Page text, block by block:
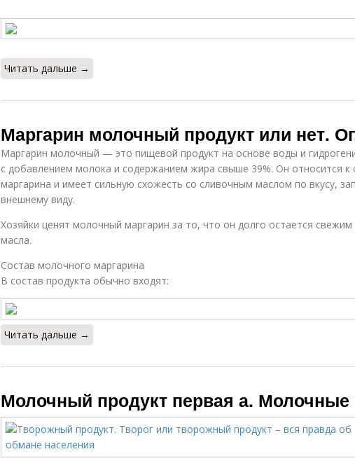
Читать дальше →
Маргарин молочный продукт или нет.
Маргарин молочный — это пищевой продукт на основе воды и
с добавлением молока и содержанием жира свыше 39%. Он относится
маргарина и имеет сильную схожесть со сливочным маслом по вкусу,
внешнему виду.
Хозяйки ценят молочный маргарин за то, что он долго остается
масла.
Состав молочного маргарина
В состав продукта обычно входят:
Читать дальше →
Молочный продукт первая а. Молочные